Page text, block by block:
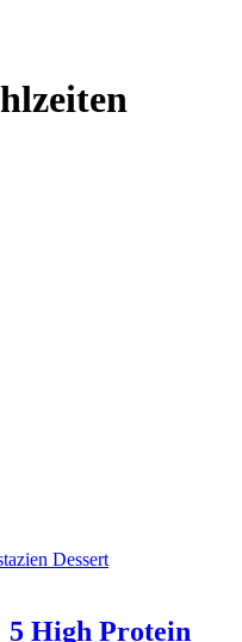
High Protein